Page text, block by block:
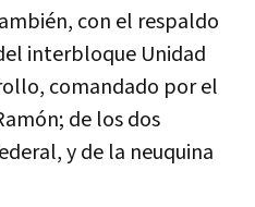
con el respaldo
interbloque Unidad
comandado por el
de los dos
y de la neuquina